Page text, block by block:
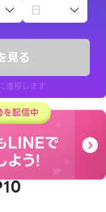
見る
遷移します
座占い
く